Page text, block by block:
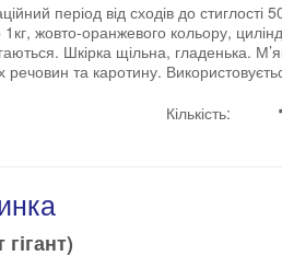
період від сходів до
жовто-оранжевого кольору,
Шкірка щільна, гладенька.
речовин та каротину.
Кількість: